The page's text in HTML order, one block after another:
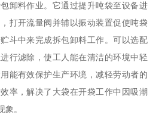
卸料作业。它通过提升吨袋至设备进
打开流量阀并辅以振动装置促使吨袋
斗中来完成拆包卸料工作。可以选配
行滤除，使工人能在清洁的环境中轻
能有效保护生产环境，减轻劳动者的
率，解决了大袋在开袋工作中因吸潮
。